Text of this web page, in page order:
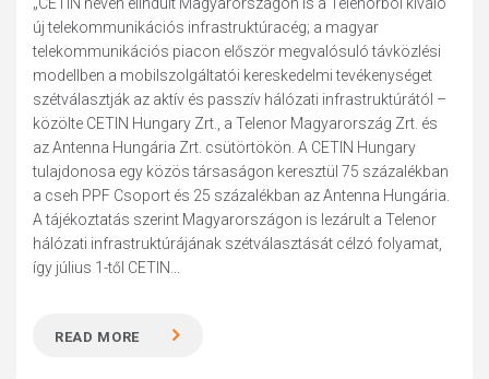
új telekommunikációs infrastruktúracég; a magyar
telekommunikációs piacon először megvalósuló távközlési
modellben a mobilszolgáltatói kereskedelmi tevékenységet
szétválasztják az aktív és passzív hálózati infrastruktúrától –
közölte CETIN Hungary Zrt., a Telenor Magyarország Zrt. és
az Antenna Hungária Zrt. csütörtökön. A CETIN Hungary
tulajdonosa egy közös társaságon keresztül 75 százalékban
a cseh PPF Csoport és 25 százalékban az Antenna Hungária.
A tájékoztatás szerint Magyarországon is lezárult a Telenor
hálózati infrastruktúrájának szétválasztását célzó folyamat,
így július 1-től CETIN...
READ MORE